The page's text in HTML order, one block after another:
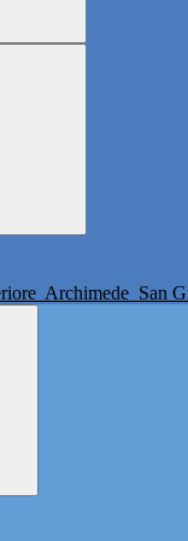
Archimede San